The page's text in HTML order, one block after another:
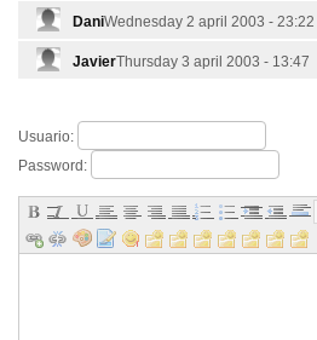
DaniWednesday 2 april 2003 - 23:22
JavierThursday 3 april 2003 - 13:47
Usuario:
Password: